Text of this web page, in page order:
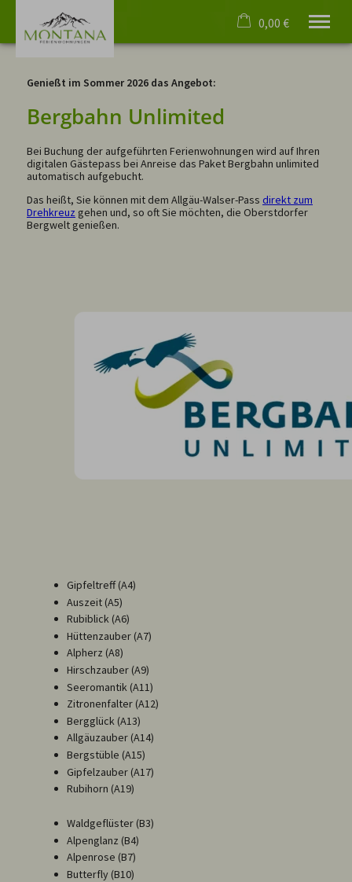
Beliebige Personenzahl
Willkommen
Ferienwohnungen
Events
Oberstdorf
0,00 €
Genießt im Sommer 2026 das Angebot:
Bergbahn Unlimited
Bei Buchung der aufgeführten Ferienwohnungen wird auf Ihren
digitalen Gästepass bei Anreise das Paket Bergbahn unlimited
automatisch aufgebucht.
Das heißt, Sie können mit dem Allgäu-Walser-Pass direkt zum
Drehkreuz gehen und, so oft Sie möchten, die Oberstdorfer
Bergwelt genießen.
Gipfeltreff (A4)
Auszeit (A5)
Rubiblick (A6)
Hüttenzauber (A7)
Alpherz (A8)
Hirschzauber (A9)
Seeromantik (A11)
Zitronenfalter (A12)
Bergglück (A13)
Allgäuzauber (A14)
Bergstüble (A15)
Gipfelzauber (A17)
Rubihorn (A19)
Waldgeflüster (B3)
Alpenglanz (B4)
Alpenrose (B7)
Butterfly (B10)